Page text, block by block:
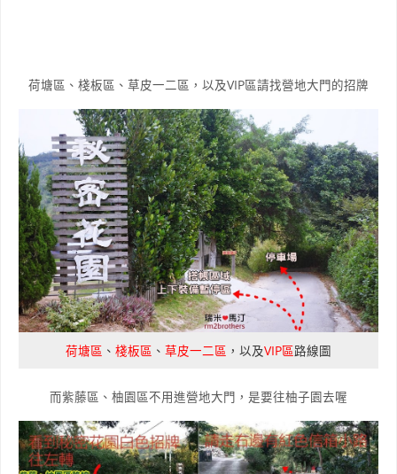
荷塘區、棧板區、草皮一二區，以及VIP區請找營地大門的招牌
荷塘區 、 棧板區 、 草皮一二區 ，以及VIP區路線圖
而紫藤區、柚園區不用進營地大門，是要往柚子園去喔